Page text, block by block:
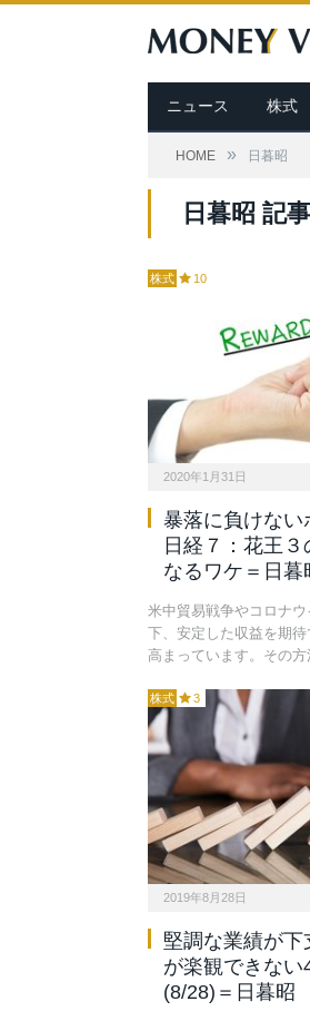
ニュース 株式
HOME » 日暮昭
日暮昭 記
株式 10
2020年1月31日
暴落に負けない
日経７：花王
なるワケ＝日暮
米中貿易戦争やコロナ
下、安定した収益を期待
高まっています。その方
株式 3
2019年8月28日
堅調な業績が
が楽観できない
(8/28)＝日暮昭